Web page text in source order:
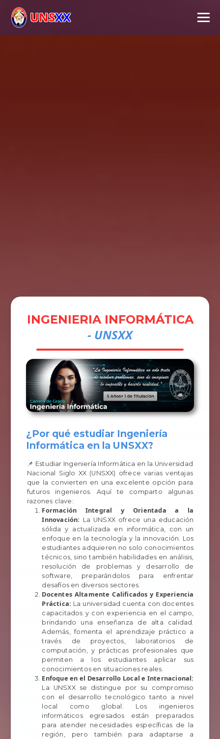
UNSXX
INGENIERIA INFORMÁTICA
- UNSXX
¿Por qué estudiar Ingeniería
Informática en la UNSXX?
📌 Estudiar Ingeniería Informática en la Universidad
Nacional Siglo XX (UNSXX) ofrece varias ventajas
que la convierten en una excelente opción para
futuros ingenieros. Aquí te comparto algunas
razones clave:
Formación Integral y Orientada a la
Innovación: La UNSXX ofrece una educación
sólida y actualizada en informática, con un
enfoque en la tecnología y la innovación. Los
estudiantes adquieren no solo conocimientos
técnicos, sino también habilidades en análisis,
resolución de problemas y desarrollo de
software, preparándolos para enfrentar
desafíos en diversos sectores.
Docentes Altamente Calificados y Experiencia
Práctica: La universidad cuenta con docentes
capacitados y con experiencia en el campo,
brindando una enseñanza de alta calidad.
Además, fomenta el aprendizaje práctico a
través de proyectos, laboratorios de
computación, y prácticas profesionales que
permiten a los estudiantes aplicar sus
conocimientos en situaciones reales.
Enfoque en el Desarrollo Local e Internacional:
La UNSXX se distingue por su compromiso
con el desarrollo tecnológico tanto a nivel
local como global. Los ingenieros
informáticos egresados están preparados
para atender necesidades específicas de la
región, pero también para adaptarse a